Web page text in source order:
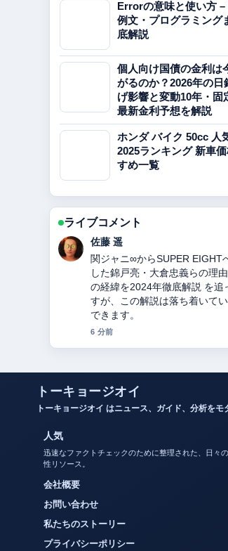
Errorの意味と使い方 –
例文・プログラミング
底解説
個人向け国債の金利は
がるのか？2026年の日
げ影響と変動10年・固
最新金利予想を解説
ホンダ バイク 50cc 人
2025ランキング 新車
すめ一覧
ライブコメント
伊藤 芽衣
教会とは？意味・役割・宗派
徹底解説 の背景説明が助かり
イブ更新を続けてください。
8 分前
トーキョージオイ はニュース、ガイド、分析を
人気
迅速なファクトチェックのために整理された、日々
性リソース。
会社概要
お問い合わせ
私たちのストーリー
プライバシーポリシー
クッキーポリシー